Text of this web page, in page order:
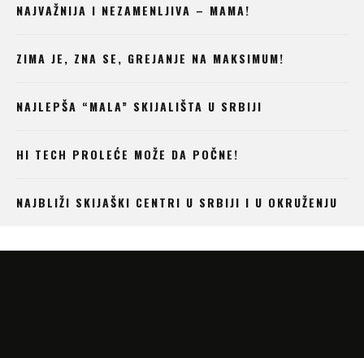
NAJVAŽNIJA I NEZAMENLJIVA – MAMA!
ZIMA JE, ZNA SE, GREJANJE NA MAKSIMUM!
NAJLEPŠA “MALA” SKIJALIŠTA U SRBIJI
HI TECH PROLEĆE MOŽE DA POČNE!
NAJBLIŽI SKIJAŠKI CENTRI U SRBIJI I U OKRUŽENJU